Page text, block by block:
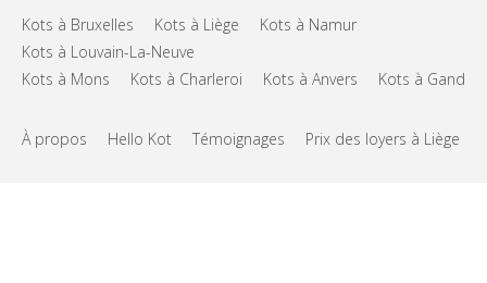
Kots à Bruxelles Kots à Liège
Kots à Namur
Kots à Louvain-La-Neuve
Kots à Mons
Kots à Charleroi Kots à Anvers Kots à Gand
À propos Hello Kot Témoignages Prix des loyers à Liège